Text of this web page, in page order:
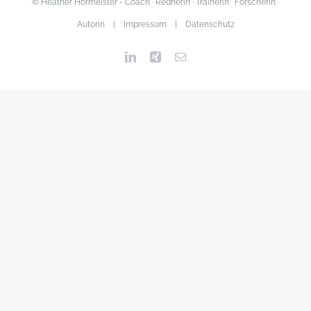
© Heather Hofmeister - Coach · Rednerin · Trainerin · Forscherin ·
Autorin | Impressum| Datenschutz
LinkedInXing Email